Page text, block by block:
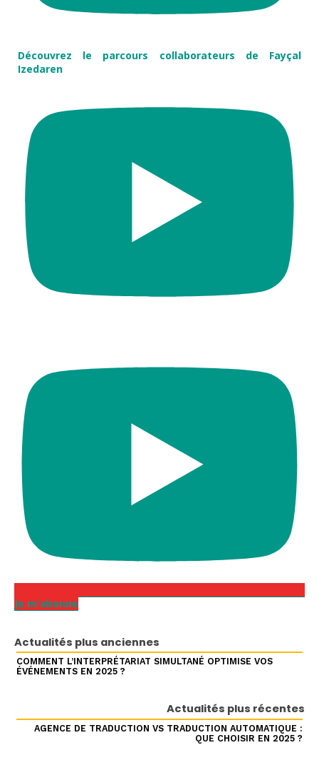
Découvrez le parcours collaborateurs de Fayçal
Izedaren
Je m'abonne
Actualités plus anciennes
COMMENT L’INTERPRÉTARIAT SIMULTANÉ OPTIMISE VOS
ÉVÉNEMENTS EN 2025 ?
Actualités plus récentes
AGENCE DE TRADUCTION VS TRADUCTION AUTOMATIQUE :
QUE CHOISIR EN 2025 ?